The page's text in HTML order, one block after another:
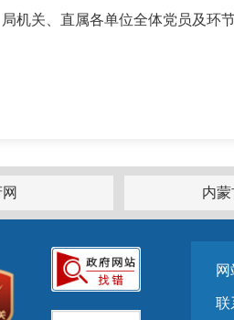
关、直属各单位全体党员及环节
内
网
联